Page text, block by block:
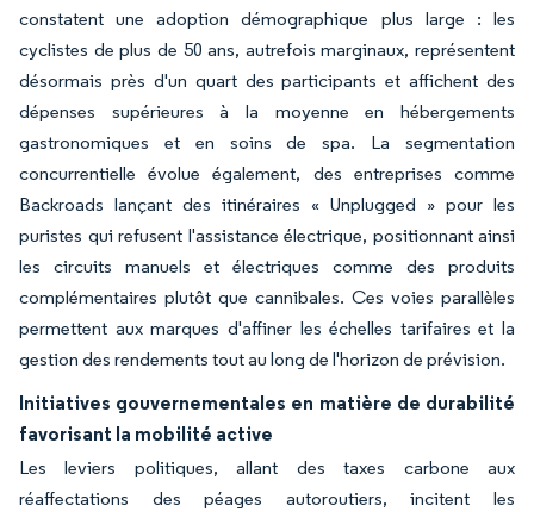
constatent une adoption démographique plus large : les
cyclistes de plus de 50 ans, autrefois marginaux, représentent
désormais près d'un quart des participants et affichent des
dépenses supérieures à la moyenne en hébergements
gastronomiques et en soins de spa. La segmentation
concurrentielle évolue également, des entreprises comme
Backroads lançant des itinéraires « Unplugged » pour les
puristes qui refusent l'assistance électrique, positionnant ainsi
les circuits manuels et électriques comme des produits
complémentaires plutôt que cannibales. Ces voies parallèles
permettent aux marques d'affiner les échelles tarifaires et la
gestion des rendements tout au long de l'horizon de prévision.
Initiatives gouvernementales en matière de durabilité
favorisant la mobilité active
Les leviers politiques, allant des taxes carbone aux
réaffectations des péages autoroutiers, incitent les